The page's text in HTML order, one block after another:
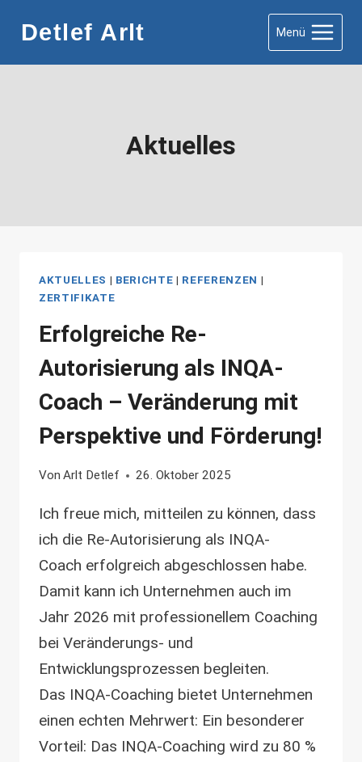
Inhalt
springen
Detlef Arlt Menü
Aktuelles
AKTUELLES | BERICHTE | REFERENZEN |
ZERTIFIKATE
Erfolgreiche Re-
Autorisierung als INQA-
Coach – Veränderung mit
Perspektive und Förderung!
Von Arlt Detlef 26. Oktober 2025
Ich freue mich, mitteilen zu können, dass
ich die Re-Autorisierung als INQA-
Coach erfolgreich abgeschlossen habe.
Damit kann ich Unternehmen auch im
Jahr 2026 mit professionellem Coaching
bei Veränderungs- und
Entwicklungsprozessen begleiten.
Das INQA-Coaching bietet Unternehmen
einen echten Mehrwert: Ein besonderer
Vorteil: Das INQA-Coaching wird zu 80 %